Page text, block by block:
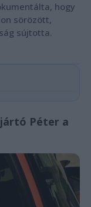
hogy
sörözött,
sújtotta.
Péter a